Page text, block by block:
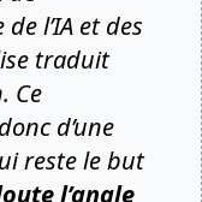
l’IA et des
traduit
Ce
d’une
reste le but
l’angle